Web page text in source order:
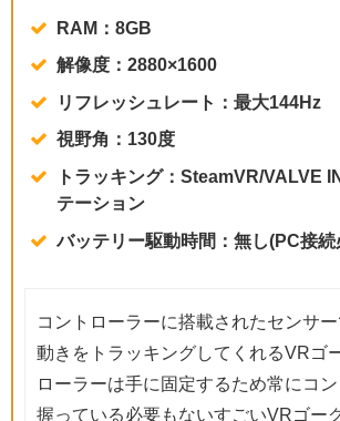
RAM：8GB
解像度：2880×1600
リフレッシュレート：最大144Hz
視野角：130度
トラッキング：SteamVR/VALVE
テーション
バッテリー駆動時間：無し(PC接続
コントローラーに搭載されたセンサ
動きをトラッキングしてくれるVRゴ
ローラーは手に固定するため常にコ
握っている必要もないすごいVRゴー